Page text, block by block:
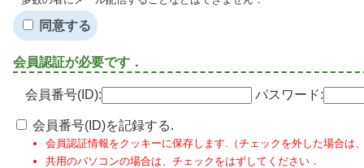
同意する
会員認証が必要です．
会員番号(ID): パスワード:
会員番号(ID)を記録する.
会員認証情報をクッキーに保存します.（チェックを外した場合は
共用のパソコンの場合は、チェックをはずしてください．